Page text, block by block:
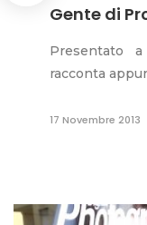
Gente di
Presentato
racconta
17 Novembre 2013